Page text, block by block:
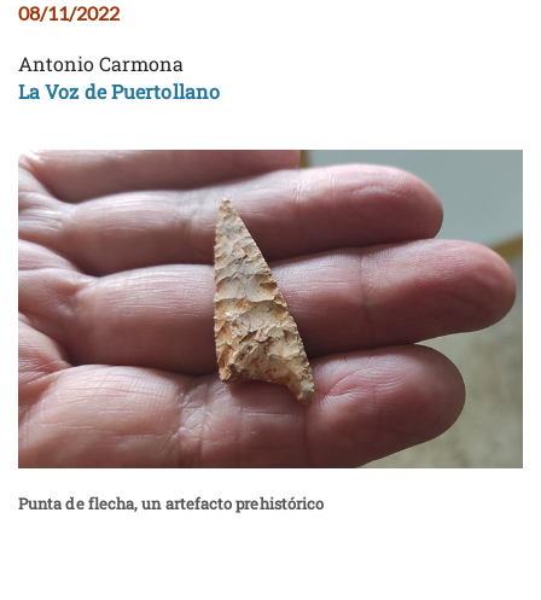
08/11/2022
Antonio Carmona
La Voz de Puertollano
Punta de flecha, un artefacto prehistórico